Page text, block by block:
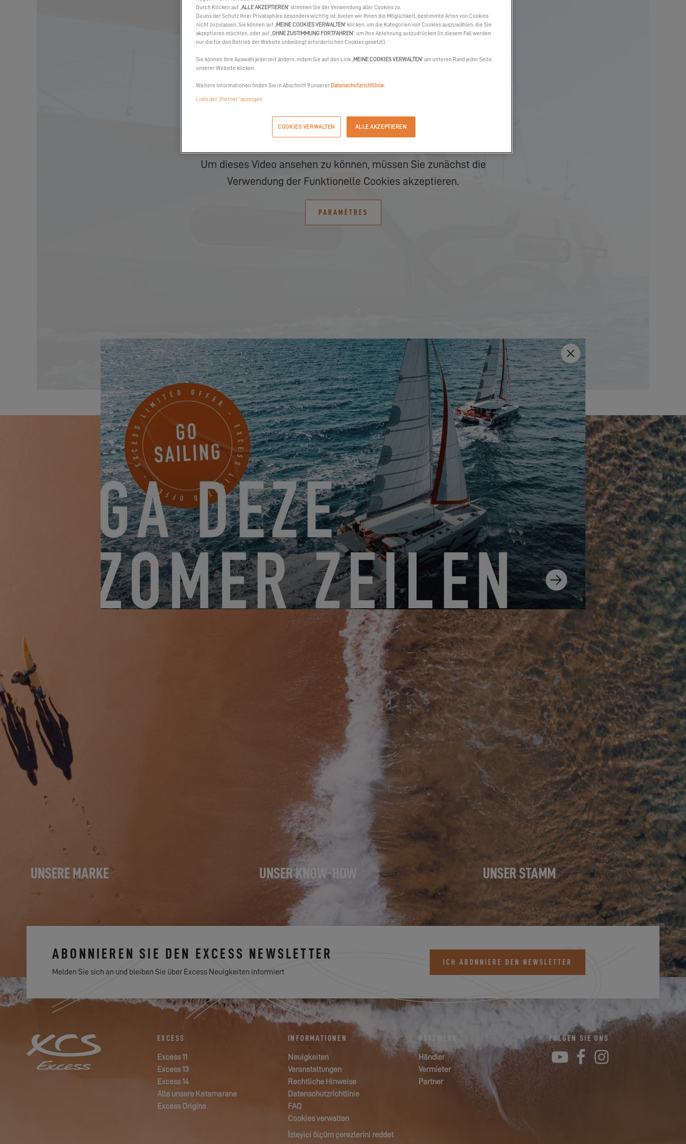
Um dieses Video ansehen zu können, müssen Sie zunächst die
Verwendung der Funktionelle Cookies akzeptieren.
PARAMÈTRES
UNSERE MARKE UNSER KNOW-HOW UNSER STAMM
ABONNIEREN SIE DEN EXCESS NEWSLETTER
Melden Sie sich an und bleiben Sie über Excess Neuigkeiten informiert
ICH ABONNIERE DEN NEWSLETTER
EXCESS
Excess 11
Excess 13
Excess 14
Alle unsere Katamarane
Excess Origins
INFORMATIONEN
Neuigkeiten
Veranstaltungen
Rechtliche Hinweise
Datenschutzrichtlinie
FAQ
Cookies verwalten
İzleyici ölçüm çerezlerini reddet
NETZWERK
Händler
Vermieter
Partner
FOLGEN SIE UNS
YouTube
Facebook
Instagram
Durch Klicken auf „ ALLE AKZEPTIEREN“ stimmen Sie der Verwendung aller Cookies zu.
Da uns der Schutz Ihrer Privatsphäre besonders wichtig ist, bieten wir Ihnen die Möglichkeit, bestimmte Arten von Cookies
nicht zuzulassen. Sie können auf „
MEINE COOKIES VERWALTEN“ klicken, um die Kategorien von Cookies auszuwählen, die Sie
akzeptieren möchten, oder auf „ OHNE ZUSTIMMUNG FORTFAHREN“, um Ihre Ablehnung auszudrücken (in diesem Fall werden
nur die für den Betrieb der Website unbedingt erforderlichen Cookies gesetzt).
Sie können Ihre Auswahl jederzeit ändern, indem Sie auf den Link „ MEINE COOKIES VERWALTEN“ am unteren Rand jeder Seite
unserer Website klicken.
Weitere Informationen finden Sie in Abschnitt 9 unserer Datenschutzrichtlinie
Liste der „Partner“ anzeigen
COOKIES VERWALTEN ALLE AKZEPTIEREN
Schließen